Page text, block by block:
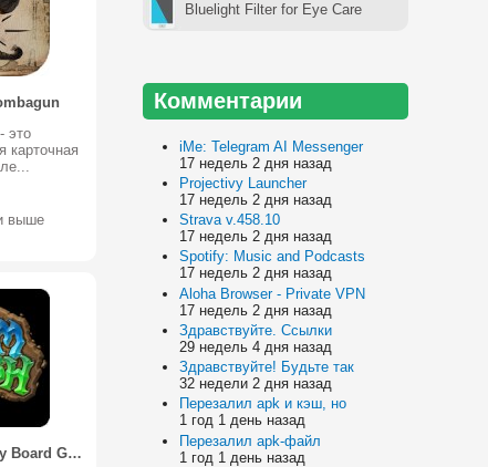
это
карточная
выше
Gem Rush Strategy Board Gam‪e
Bluelight Filter for Eye Care
Комментарии
iMe: Telegram AI Messenger
17 недель 2 дня назад
Projectivy Launcher
17 недель 2 дня назад
Strava v.458.10
17 недель 2 дня назад
Spotify: Music and Podcasts
17 недель 2 дня назад
Aloha Browser - Private VPN
17 недель 2 дня назад
Здравствуйте. Ссылки
29 недель 4 дня назад
Здравствуйте! Будьте так
32 недели 2 дня назад
Перезалил apk и кэш, но
1 год 1 день назад
Перезалил apk-файл
1 год 1 день назад